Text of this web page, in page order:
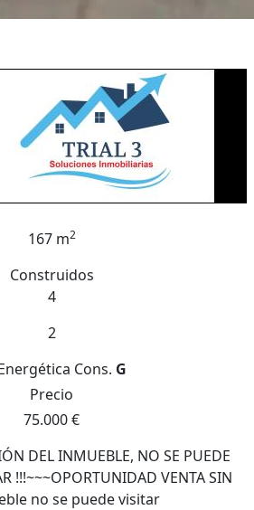
167 m2
Construidos
4
2
Cons. G
Precio
75.000 €
DEL INMUEBLE, NO SE PUEDE
!!!~~~OPORTUNIDAD VENTA SIN
no se puede visitar